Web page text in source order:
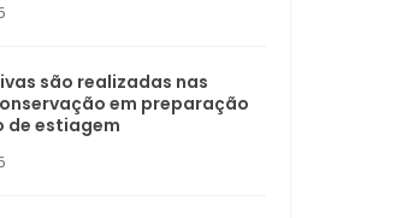
são realizadas nas
em preparação
de estiagem